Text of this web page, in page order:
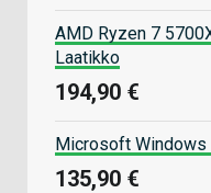
AMD Ryzen 7
Laatikko
194,90 €
Microsoft
135,90 €